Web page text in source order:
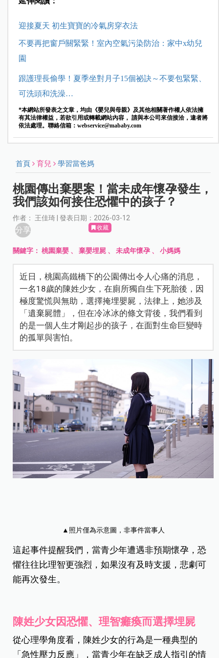
迎接夏天 初生寶寶的冷氣房穿衣法
不要再把窗戶關緊緊！室內空氣污染防治：家中x幼兒
園
跟護理長偷學！夏季坐對月子15個祕訣～不要包緊緊、
可洗頭和洗澡…
*本網站所發表之文章，均由《嬰兒與母親》及其他相關著作權人依法擁
有其法律權益，若欲引用或轉載網站內容， 請與本公司來信接洽，違者將
依法處理。聯絡信箱： webservice@mababy.com
首頁 育兒 學習當爸媽
桃園傳出棄嬰案！當未成年懷孕發生，
我們該如何接住恐懼中的孩子？
作者： 王佳琦 | 發表日期：2026-03-12
分享 收藏
關鍵字：桃園棄嬰 、棄嬰埋屍 、未成年懷孕 、小媽媽
近日，桃園高鐵橋下的公園傳出令人心痛的消息，
一名18歲的陳姓少女，在廁所獨自生下死胎後，因
極度驚慌與無助，選擇掩埋嬰屍，法律上，她涉及
「遺棄屍體」，但在冷冰冰的條文背後，我們看到
的是一個人生才剛起步的孩子，在面對生命巨變時
的孤單與害怕。
▲照片僅為示意圖，非事件當事人
這起事件提醒我們，當青少年遭遇非預期懷孕，恐
懼往往比理智更強烈，如果沒有及時支援，悲劇可
能再次發生。
陳姓少女因恐懼、理智癱瘓而選擇埋屍
從心理學角度看，陳姓少女的行為是一種典型的
「急性壓力反應」，當青少年在缺乏成人指引的情